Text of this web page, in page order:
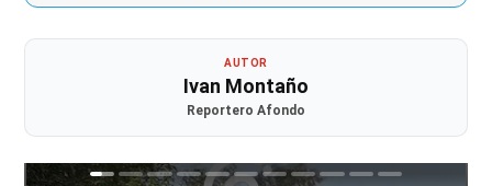
AUTOR
Ivan Montaño
Reportero Afondo